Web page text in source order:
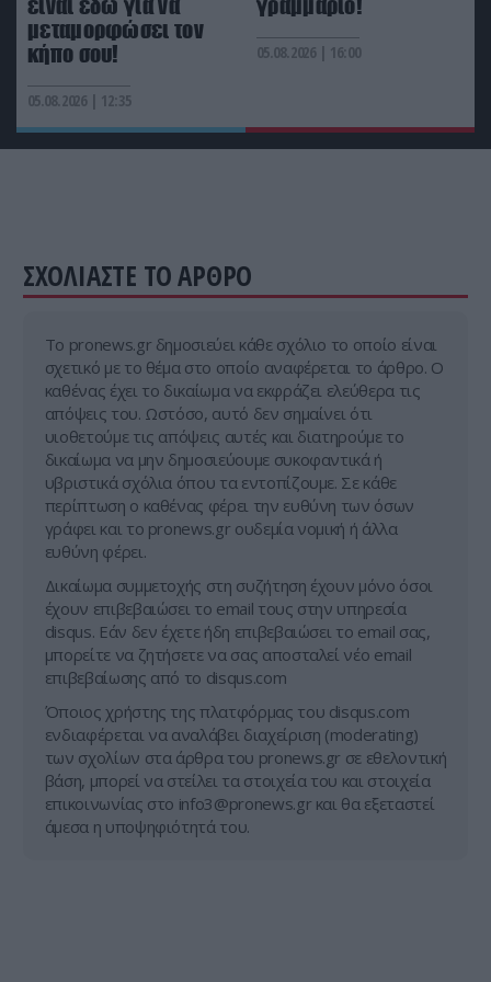
PROVOCATEUR 09:14
«Όταν δόθηκε εντολή εκκένωσης για το Πόρτο
Γερμενό οι πυροσβέστες έφυγαν πρώτοι»!
PROVOCATEUR 09:13
Σ.Ξαρχάκος σε Κ.Μητσοτάκη: «Προστατέψτε τα
είναι εδώ για να
μεταμορφώσει τον
κήπο σου!
05.08.2026 | 12:35
γραμμάριο!
05.08.2026 | 16:00
ΣΧΟΛΙΑΣΤΕ ΤΟ ΑΡΘΡΟ
Tο pronews.gr δημοσιεύει κάθε σχόλιο το οποίο είναι
σχετικό με το θέμα στο οποίο αναφέρεται το άρθρο. Ο
καθένας έχει το δικαίωμα να εκφράζει ελεύθερα τις
απόψεις του. Ωστόσο, αυτό δεν σημαίνει ότι
υιοθετούμε τις απόψεις αυτές και διατηρούμε το
δικαίωμα να μην δημοσιεύουμε συκοφαντικά ή
υβριστικά σχόλια όπου τα εντοπίζουμε. Σε κάθε
περίπτωση ο καθένας φέρει την ευθύνη των όσων
γράφει και το pronews.gr ουδεμία νομική ή άλλα
ευθύνη φέρει.
Δικαίωμα συμμετοχής στη συζήτηση έχουν μόνο όσοι
έχουν επιβεβαιώσει το email τους στην υπηρεσία
disqus. Εάν δεν έχετε ήδη επιβεβαιώσει το email σας,
μπορείτε να ζητήσετε να σας αποσταλεί νέο email
επιβεβαίωσης από το disqus.com
Όποιος χρήστης της πλατφόρμας του disqus.com
ενδιαφέρεται να αναλάβει διαχείριση (moderating)
των σχολίων στα άρθρα του pronews.gr σε εθελοντική
βάση, μπορεί να στείλει τα στοιχεία του και στοιχεία
επικοινωνίας στο info3@pronews.gr και θα εξεταστεί
άμεσα η υποψηφιότητά του.